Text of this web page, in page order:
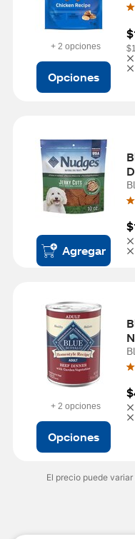
+ 2 opciones
Opciones
Agregar
+ 2 opciones
Opciones
El precio puede